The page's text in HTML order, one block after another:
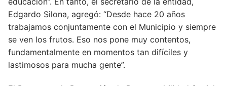
Edgardo Silona, agregó: “Desde hace 20 años
trabajamos conjuntamente con el Municipio y siempre
se ven los frutos. Eso nos pone muy contentos,
fundamentalmente en momentos tan difíciles y
lastimosos para mucha gente”.